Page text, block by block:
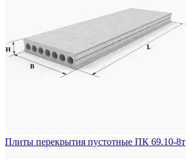
Плиты перекрытия пустотные ПК 69.10-8т